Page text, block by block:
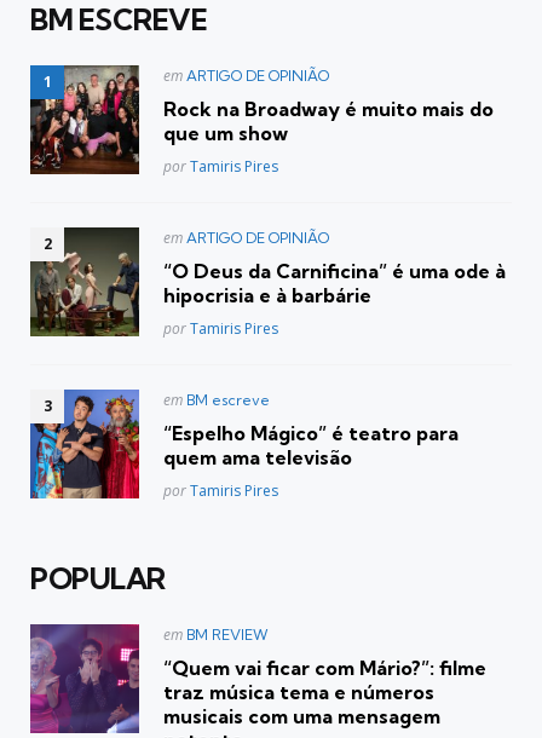
BM ESCREVE
Postado
em ARTIGO DE OPINIÃO
Rock na Broadway é muito mais do
que um show
Posted
porTamiris Pires
Postado
em ARTIGO DE OPINIÃO
“O Deus da Carnificina” é uma ode à
hipocrisia e à barbárie
Posted
porTamiris Pires
Postado
em BM escreve
“Espelho Mágico” é teatro para
quem ama televisão
Posted
porTamiris Pires
POPULAR
Postado
em BM REVIEW
“Quem vai ficar com Mário?”: filme
traz música tema e números
musicais com uma mensagem